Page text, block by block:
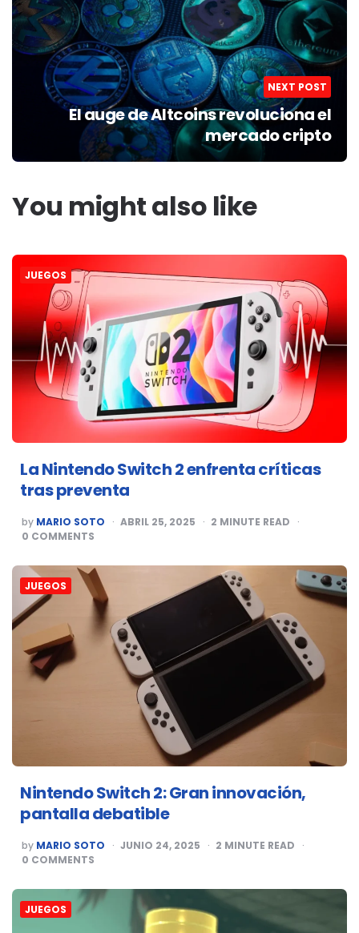
NEXT POST
El auge de Altcoins revoluciona el
mercado cripto
You might also like
JUEGOS
La Nintendo Switch 2 enfrenta críticas
tras preventa
POSTED
BY
by MARIO SOTO ABRIL 25, 2025 2 MINUTE READ
0 COMMENTS
JUEGOS
Nintendo Switch 2: Gran innovación,
pantalla debatible
POSTED
BY
by MARIO SOTO JUNIO 24, 2025 2 MINUTE READ
0 COMMENTS
JUEGOS